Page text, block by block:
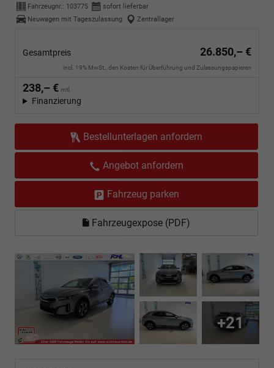
Fahrzeugnr.: 103775
sofort lieferbar
Neuwagen mit Tageszulassung
Zentrallager
Gesamtpreis 26.850,– €
incl. 19% MwSt., den Kosten für Überführung und Zulassungspapieren
238,– € mtl.
Finanzierung
Bestellunterlagen anfordern
Angebot anfordern
Fahrzeug parken
Fahrzeugexpose (PDF)
+21